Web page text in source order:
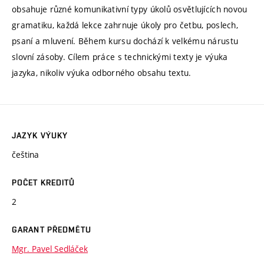
obsahuje různé komunikativní typy úkolů osvětlujících novou
gramatiku, každá lekce zahrnuje úkoly pro četbu, poslech,
psaní a mluvení. Během kursu dochází k velkému nárustu
slovní zásoby. Cílem práce s technickými texty je výuka
jazyka, nikoliv výuka odborného obsahu textu.
JAZYK VÝUKY
čeština
POČET KREDITŮ
2
GARANT PŘEDMĚTU
Mgr. Pavel Sedláček